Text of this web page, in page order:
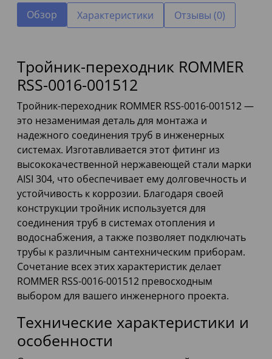
Обзор Характеристики Отзывы (0)
Тройник-переходник ROMMER
RSS-0016-001512
Тройник-переходник ROMMER RSS-0016-001512 —
это незаменимая деталь для монтажа и
надежного соединения труб в инженерных
системах. Изготавливается этот фитинг из
высококачественной нержавеющей стали марки
AISI 304, что обеспечивает ему долговечность и
устойчивость к коррозии. Благодаря своей
конструкции тройник используется для
соединения труб в системах отопления и
водоснабжения, а также позволяет подключать
трубы к различным сантехническим приборам.
Сочетание всех этих характеристик делает
ROMMER RSS-0016-001512 превосходным
выбором для вашего инженерного проекта.
Технические характеристики и
особенности